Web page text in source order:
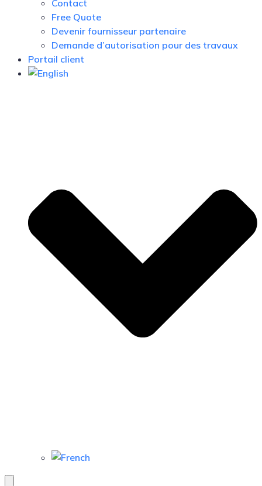
Contact
Free Quote
Devenir fournisseur partenaire
Demande d’autorisation pour des travaux
Portail client